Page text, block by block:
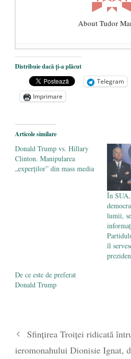
About Tudor
De ce propaganda
unitățile de învățământ
Anarhia din SUA e
2 iunie 2020
are prea puțin a face cu
mai 2020
Distribuie dacă ți-a plăcut
Telegram
Imprimare
Articole similare
Donald Trump vs. Hillary
Clinton. Manipularea
„experților” din mass media
În
lumii,
îl
De ce este de preferat
Donald Trump
Sfințirea Troiței ridicată
ieromonahului Dionisie Ignat,